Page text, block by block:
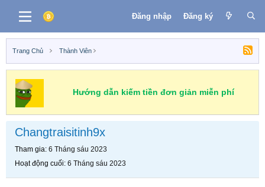
Đăng nhập Đăng ký
Trang Chủ Thành Viên
Hướng dẫn kiếm tiền đơn giản miễn phí
Changtraisitinh9x
Tham gia 6 Tháng sáu 2023
Hoạt động cuối 6 Tháng sáu 2023